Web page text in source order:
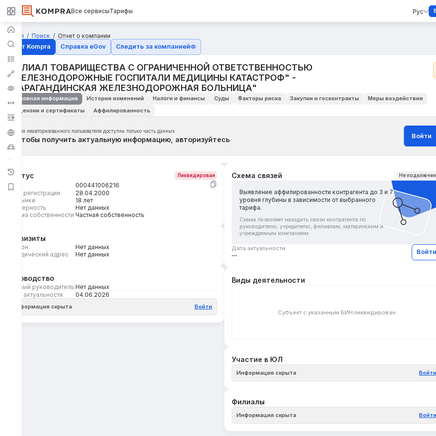
Все сервисыТарифы Рус
Главная Поиск
Отчет о компании
Отчёт Kompra
Справка eGov Следить за компанией
ФИЛИАЛ ТОВАРИЩЕСТВА С ОГРАНИЧЕННОЙ ОТВЕТСТВЕННОСТЬЮ
"ЖЕЛЕЗНОДОРОЖНЫЕ ГОСПИТАЛИ МЕДИЦИНЫ КАТАСТРОФ" -
"КАРАГАНДИНСКАЯ ЖЕЛЕЗНОДОРОЖНАЯ БОЛЬНИЦА"
Основная информация История изменений Налоги и финансы Суды Факторы риска Закупки и госконтракты
Меры воздействия
Лицензии и сертификаты
Аффилированность
Для неавторизованного пользователя доступна только часть данных
Чтобы получить актуальную информацию, авторизуйтесь Войти
Статус Ликвидирован
БИН
000441006216
Дата регистрации
28.04.2000
На рынке
18 лет
Размерность
Нет данных
Форма собственности Частная собственность
Реквизиты
Регион
Нет данных
Юридический адрес
Нет данных
Руководство
Первый руководитель Нет данных
Дата актуальности
04.06.2026
Информация скрыта Войти
Схема связей Не
Выявление аффилированности контрагента до 3 и 7
уровня глубины в зависимости от выбранного
тарифа.
Схема позволяет находить связи контрагента по
руководителю, учредителю, филиалам, материнским и
учреждаемым компаниям.
Дата актуальности:
—
Войти
Виды деятельности
Субъект с указанным БИН ликвидирован
Участие в ЮЛ
Информация скрыта Войти
Филиалы
Информация скрыта Войти